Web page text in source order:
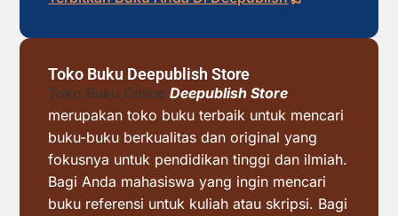
Toko Buku Deepublish Store
Toko Buku Online Deepublish Store
merupakan toko buku terbaik untuk mencari
buku-buku berkualitas dan original yang
fokusnya untuk pendidikan tinggi dan ilmiah.
Bagi Anda mahasiswa yang ingin mencari
buku referensi untuk kuliah atau skripsi. Bagi